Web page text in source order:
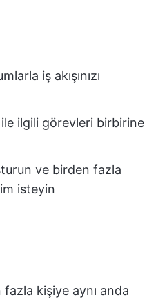
iş akışınızı
ile ilgili görevleri birbirine
ve birden fazla
isteyin
fazla kişiye aynı anda